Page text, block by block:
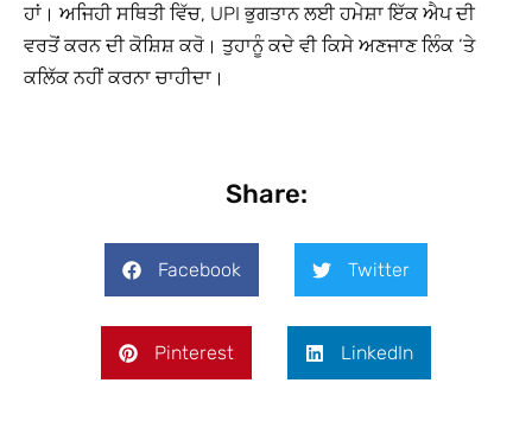
ਹਾਂ। ਅਜਿਹੀ ਸਥਿਤੀ ਵਿੱਚ, UPI ਭੁਗਤਾਨ ਲਈ ਹਮੇਸ਼ਾ ਇੱਕ ਐਪ ਦੀ
ਵਰਤੋਂ ਕਰਨ ਦੀ ਕੋਸ਼ਿਸ਼ ਕਰੋ। ਤੁਹਾਨੂੰ ਕਦੇ ਵੀ ਕਿਸੇ ਅਣਜਾਣ ਲਿੰਕ ‘ਤੇ
ਕਲਿੱਕ ਨਹੀਂ ਕਰਨਾ ਚਾਹੀਦਾ।
Share:
Facebook Twitter
Pinterest LinkedIn